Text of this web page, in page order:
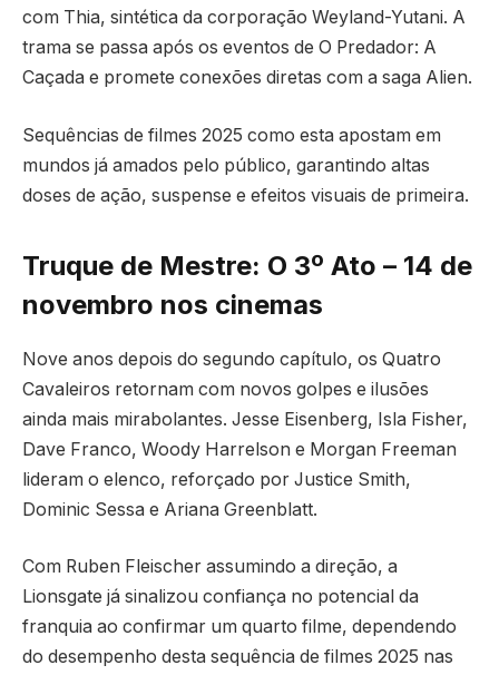
com Thia, sintética da corporação Weyland-Yutani. A
trama se passa após os eventos de O Predador: A
Caçada e promete conexões diretas com a saga Alien.
Sequências de filmes 2025 como esta apostam em
mundos já amados pelo público, garantindo altas
doses de ação, suspense e efeitos visuais de primeira.
Truque de Mestre: O 3º Ato – 14 de
novembro nos cinemas
Nove anos depois do segundo capítulo, os Quatro
Cavaleiros retornam com novos golpes e ilusões
ainda mais mirabolantes. Jesse Eisenberg, Isla Fisher,
Dave Franco, Woody Harrelson e Morgan Freeman
lideram o elenco, reforçado por Justice Smith,
Dominic Sessa e Ariana Greenblatt.
Com Ruben Fleischer assumindo a direção, a
Lionsgate já sinalizou confiança no potencial da
franquia ao confirmar um quarto filme, dependendo
do desempenho desta sequência de filmes 2025 nas